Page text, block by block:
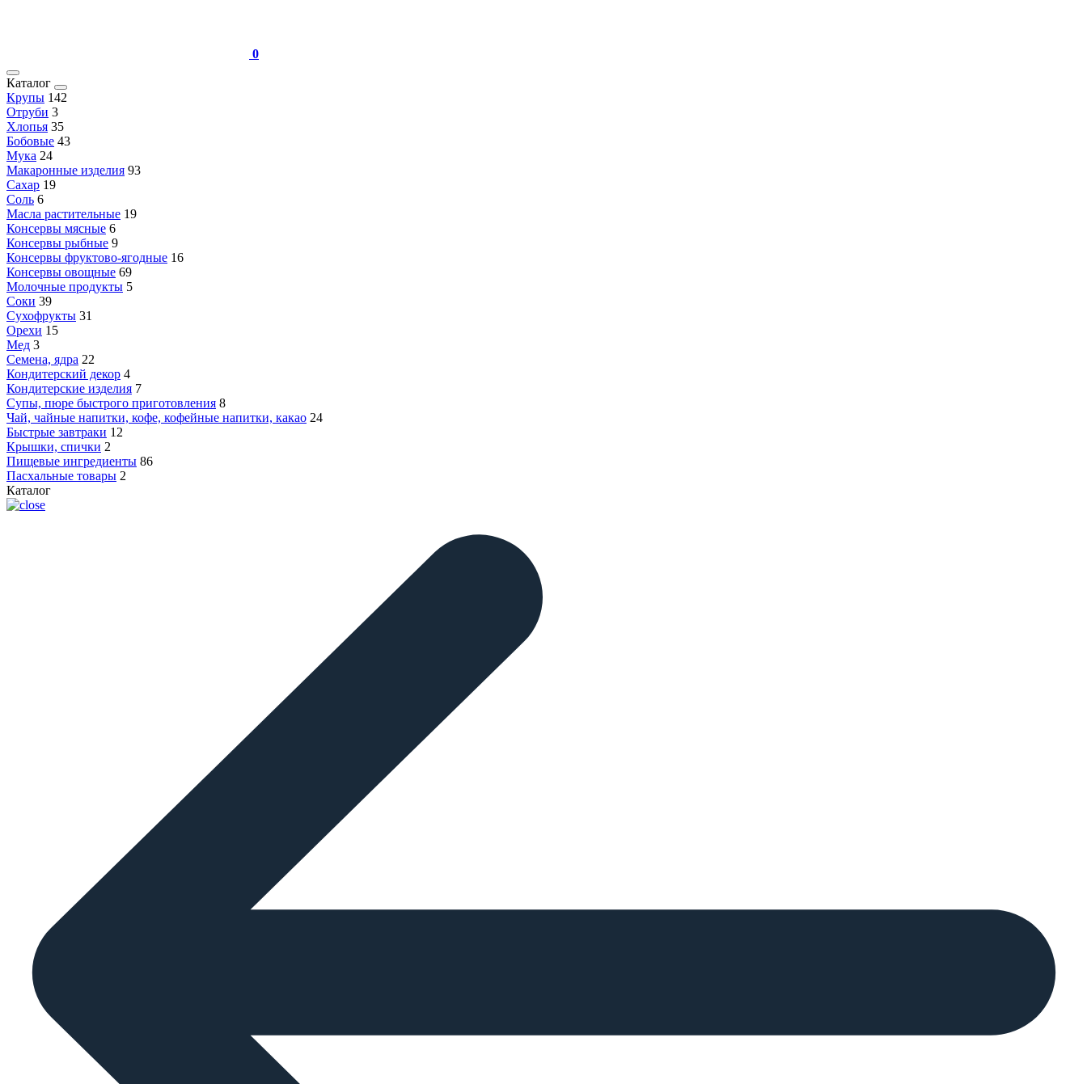
0
Каталог
Крупы 142
Отруби 3
Хлопья 35
Бобовые 43
Мука 24
Макаронные изделия 93
Сахар 19
Соль 6
Масла растительные 19
Консервы мясные 6
Консервы рыбные 9
Консервы фруктово-ягодные 16
Консервы овощные 69
Молочные продукты 5
Соки 39
Сухофрукты 31
Орехи 15
Мед 3
Семена, ядра 22
Кондитерский декор 4
Кондитерские изделия 7
Супы, пюре быстрого приготовления 8
Чай, чайные напитки, кофе, кофейные напитки, какао 24
Быстрые завтраки 12
Крышки, спички 2
Пищевые ингредиенты 86
Пасхальные товары 2
Каталог